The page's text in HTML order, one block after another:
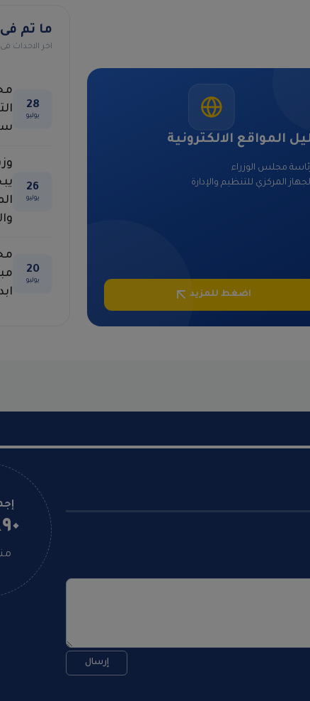
المواقع الالكترونية
مجلس الوزراء
المركزي للتنظيم والإدارة
اضغط للمزيد
ما تم
اخر الاحداث
28
يوليو
26
يوليو
20
يوليو